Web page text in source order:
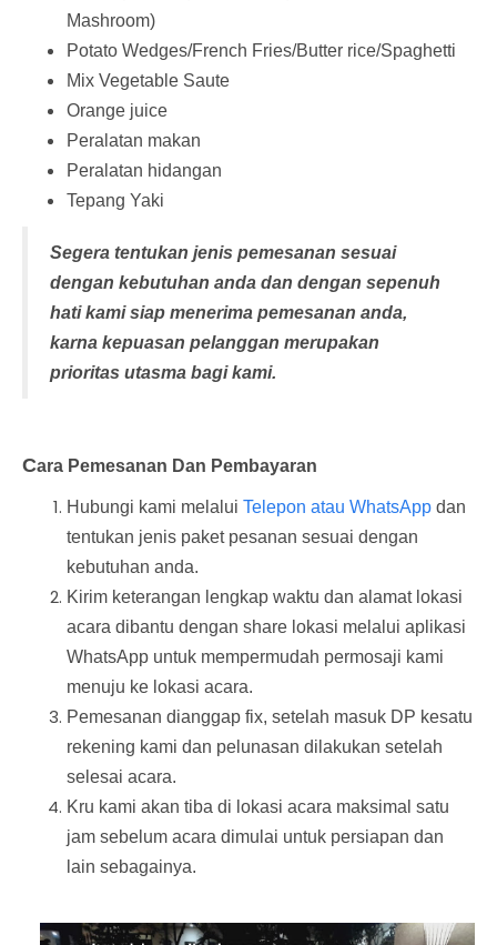
Mashroom)
Potato Wedges/French Fries/Butter rice/Spaghetti
Mix Vegetable Saute
Orange juice
Peralatan makan
Peralatan hidangan
Tepang Yaki
Segera tentukan jenis pemesanan sesuai
dengan kebutuhan anda dan dengan sepenuh
hati kami siap menerima pemesanan anda,
karna kepuasan pelanggan merupakan
prioritas utasma bagi kami.
Cara Pemesanan Dan Pembayaran
Hubungi kami melalui Telepon atau WhatsApp dan
tentukan jenis paket pesanan sesuai dengan
kebutuhan anda.
Kirim keterangan lengkap waktu dan alamat lokasi
acara dibantu dengan share lokasi melalui aplikasi
WhatsApp untuk mempermudah permosaji kami
menuju ke lokasi acara.
Pemesanan dianggap fix, setelah masuk DP kesatu
rekening kami dan pelunasan dilakukan setelah
selesai acara.
Kru kami akan tiba di lokasi acara maksimal satu
jam sebelum acara dimulai untuk persiapan dan
lain sebagainya.